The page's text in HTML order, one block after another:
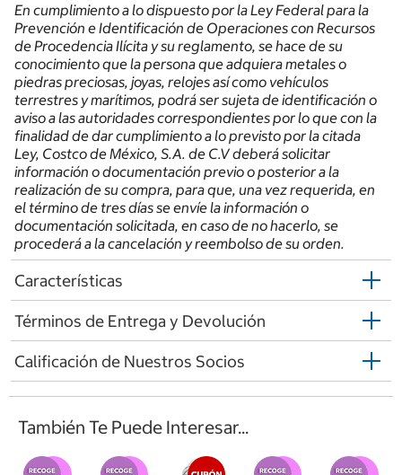
En cumplimiento a lo dispuesto por la Ley Federal para la
Prevención e Identificación de Operaciones con Recursos
de Procedencia Ilícita y su reglamento, se hace de su
conocimiento que la persona que adquiera metales o
piedras preciosas, joyas, relojes así como vehículos
terrestres y marítimos, podrá ser sujeta de identificación o
aviso a las autoridades correspondientes por lo que con la
finalidad de dar cumplimiento a lo previsto por la citada
Ley, Costco de México, S.A. de C.V deberá solicitar
información o documentación previo o posterior a la
realización de su compra, para que, una vez requerida, en
el término de tres días se envíe la información o
documentación solicitada, en caso de no hacerlo, se
procederá a la cancelación y reembolso de su orden.
Características
Términos de Entrega y Devolución
Calificación de Nuestros Socios
También Te Puede Interesar...